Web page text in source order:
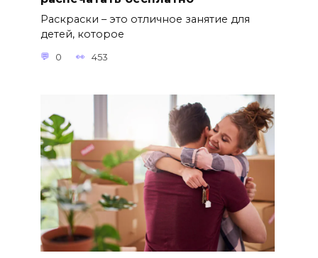
Раскраски – это отличное занятие для
детей, которое
0 453